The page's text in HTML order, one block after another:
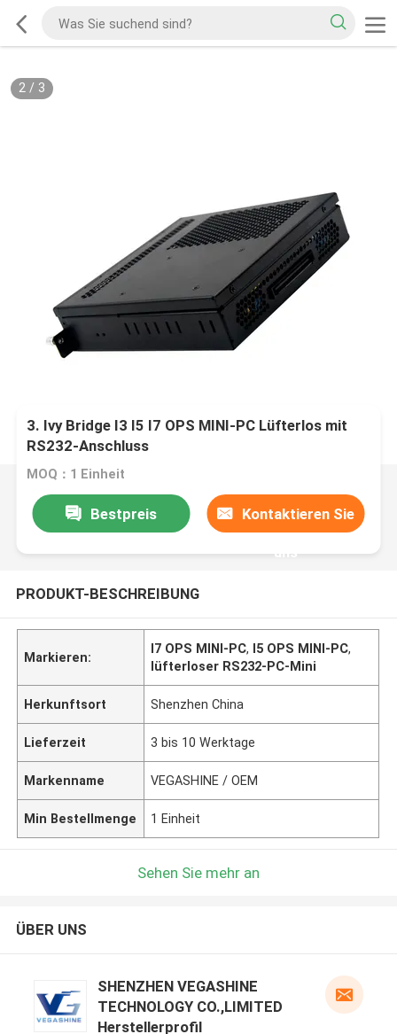
2/ 3
3. Ivy Bridge I3 I5 I7 OPS MINI-PC Lüfterlos mit
RS232-Anschluss
MOQ：1 Einheit
Bestpreis Kontaktieren Sie
uns
PRODUKT-BESCHREIBUNG
Markieren:
I7 OPS MINI-PC, I5 OPS MINI-PC,
lüfterloser RS232-PC-Mini
Herkunftsort Shenzhen China
Lieferzeit 3 bis 10 Werktage
Markenname VEGASHINE / OEM
Min Bestellmenge 1 Einheit
Sehen Sie mehr an
ÜBER UNS
SHENZHEN VEGASHINE
TECHNOLOGY CO.,LIMITED
Herstellerprofil